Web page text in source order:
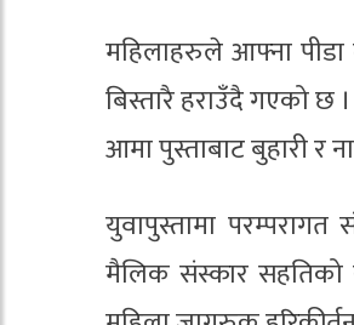
महिलाहरुले आफ्ना पीडा
बिस्तारै हराउँदै गएको छ
आमा पुस्ताबाट बुहारी र
युवापुस्तामा
मैलिक संस्कार